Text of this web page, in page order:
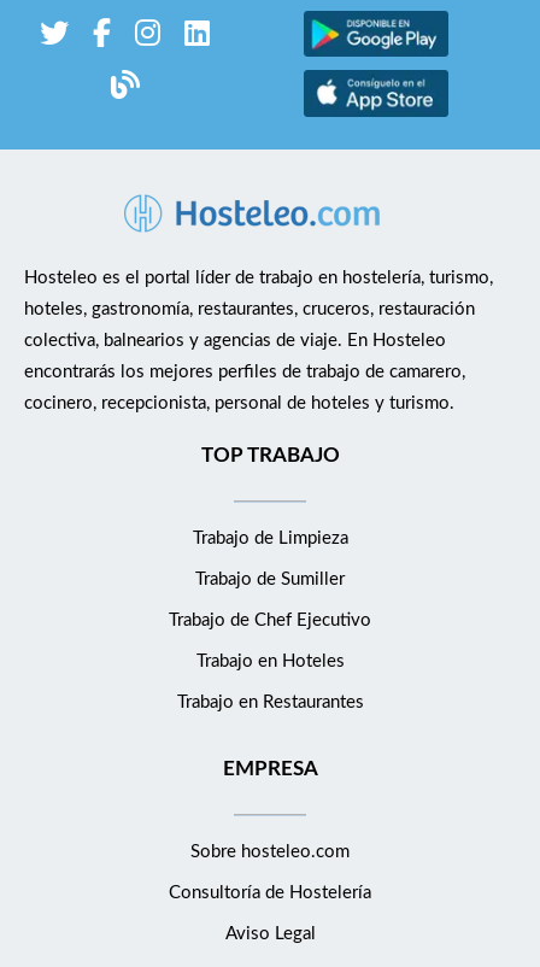
Hosteleo es el portal líder de trabajo en hostelería, turismo,
hoteles, gastronomía, restaurantes, cruceros, restauración
colectiva, balnearios y agencias de viaje. En Hosteleo
encontrarás los mejores perfiles de trabajo de camarero,
cocinero, recepcionista, personal de hoteles y turismo.
TOP TRABAJO
Trabajo de Limpieza
Trabajo de Sumiller
Trabajo de Chef Ejecutivo
Trabajo en Hoteles
Trabajo en Restaurantes
EMPRESA
Sobre hosteleo.com
Consultoría de Hostelería
Aviso Legal